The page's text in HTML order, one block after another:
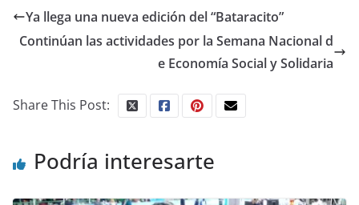
Ya llega una nueva edición del “Bataracito”
Continúan las actividades por la Semana Nacional d
e Economía Social y Solidaria
Share This Post:
Podría interesarte